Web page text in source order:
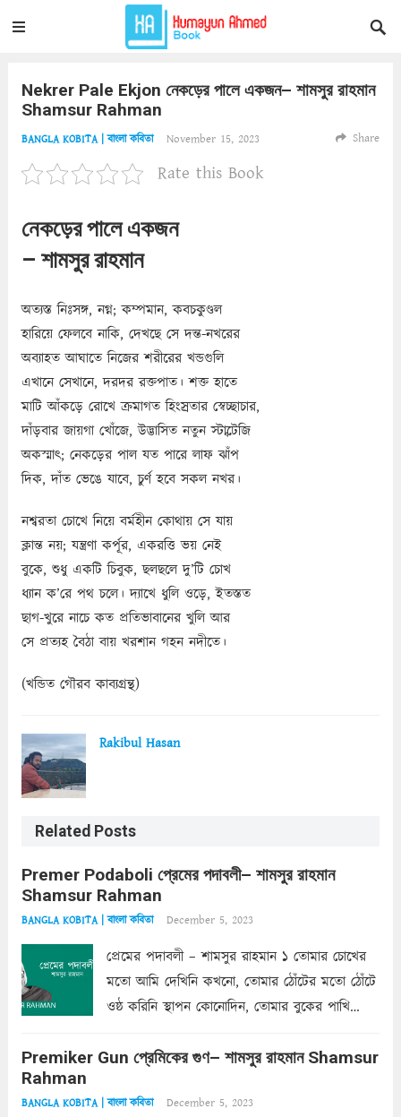
Nekrer Pale Ekjon নেকড়ের পালে একজন– শামসুর রাহমান
Shamsur Rahman
BANGLA KOBITA | বাংলা কবিতা November 15, 2023 Share
Rate this Book
নেকড়ের পালে একজন
– শামসুর রাহমান
অত্যস্ত নিঃসঙ্গ, নগ্ন; কম্পমান, কবচকুণ্ডল
হারিয়ে ফেলবে নাকি, দেখছে সে দন্ত-নখরের
অব্যাহত আঘাতে নিজের শরীরের খন্ডগুলি
এখানে সেখানে, দরদর রক্তপাত। শক্ত হাতে
মাটি আঁকড়ে রোখে ক্রমাগত হিংস্রতার স্বেচ্ছাচার,
দাঁড়বার জায়গা খোঁজে, উদ্ভাসিত নতুন স্ট্বাটেজি
অকস্মাৎ; নেকড়ের পাল যত পারে লাফ ঝাঁপ
দিক, দাঁত ভেঙে যাবে, চুর্ণ হবে সকল নখর।
নশ্বরতা চোখে নিয়ে বর্মহীন কোথায় সে যায়
ক্লান্ত নয়; যন্ত্রণা কর্পূর, একরত্তি ভয় নেই
বুকে, শুধু একটি চিবুক, ছলছলে দু’টি চোখ
ধ্যান ক’রে পথ চলে। দ্যাখে ধুলি ওড়ে, ইতস্তত
ছাগ-খুরে নাচে কত প্রতিভাবানের খুলি আর
সে প্রত্যহ বৈঠা বায় খরশান গহন নদীতে।
(খন্ডিত গৌরব কাব্যগ্রন্থ)
Rakibul Hasan
Related Posts
Premer Podaboli প্রেমের পদাবলী– শামসুর রাহমান
Shamsur Rahman
BANGLA KOBITA | বাংলা কবিতা December 5, 2023
প্রেমের পদাবলী – শামসুর রাহমান ১ তোমার চোখের
মতো আমি দেখিনি কখনো, তোমার ঠোঁটের মতো ঠোঁটে
ওষ্ঠ করিনি স্থাপন কোনোদিন, তোমার বুকের পাখি
কোথাও কি এরকম ছায়া দেয় ক্লান্তির প্রহরে? মুছে
Premiker Gun প্রেমিকের গুণ– শামসুর রাহমান Shamsur
Rahman
BANGLA KOBITA | বাংলা কবিতা December 5, 2023